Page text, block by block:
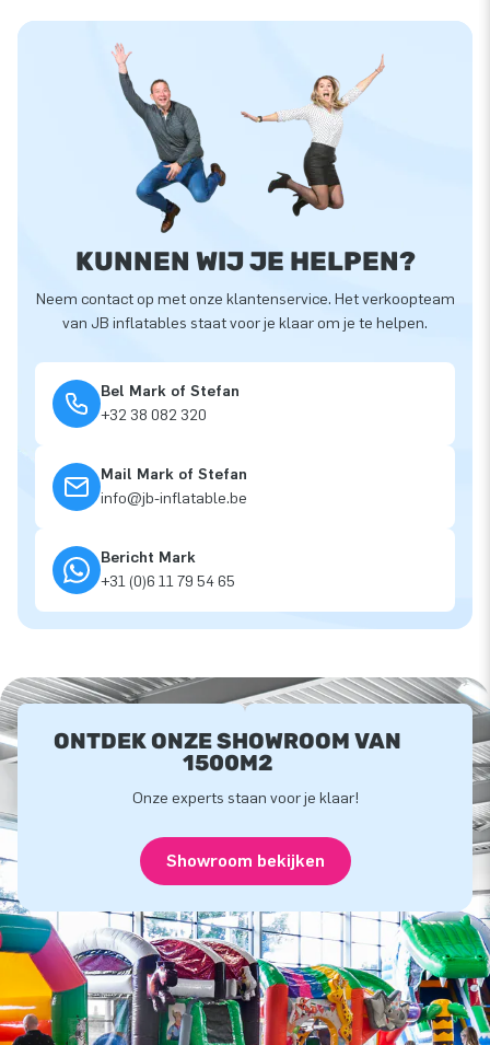
KUNNEN WIJ JE HELPEN?
Neem contact op met onze klantenservice. Het verkoopteam
van JB inflatables staat voor je klaar om je te helpen.
Bel Mark of Stefan
+32 38 082 320
Mail Mark of Stefan
info@jb-inflatable.be
Bericht Mark
+31 (0)6 11 79 54 65
ONTDEK ONZE SHOWROOM VAN
1500M2
Onze experts staan voor je klaar!
Showroom bekijken